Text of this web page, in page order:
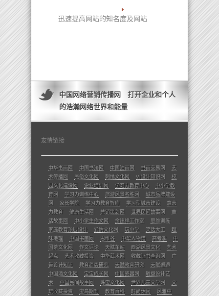
迅速提高网站的知名度及网站
中国网络营销传播网 打开企业和个人
的浩瀚网络世界和能量
友情链接
中华书画网 中国书法网 中国油画网 书画交易网
艺
术传播网
民俗文化网 刺绣文化网 VI设计知识网
校
园文化建设网
企业培训网 学习力教育中心
中小学教
育网
学习力训练中心 旅游风景名胜网
城市品牌建设
网
家长学院 学习力教育智库 学习型城市建设
意志
力教育
健康生活网 营销策划网 世界民间故事网
童
话故事网
中小学生作文网 余建祥工作室
思维训练
家庭教育顶层设计
爱情文化网 玩中学 笑话大王
趣
味地理
中国书画网 思维谷 中华人物谱 高考季
中
国茶文化网
作文评论 天赋车站 西湖风景文化
艺术
起点
艺术收藏投资 中华武术网 收藏证书查询网
广
告设计知识
教育趋势研究 天赋教育研究
天赋邂逅
中国酒文化网
宝宝成长网 中国瓷器网
雕塑设计艺
术
中国民间故事网 珠宝文化网 世界儿童文学网
文
玩收藏投资
宝岛期刊 教育百科 时尚休闲 风雅中